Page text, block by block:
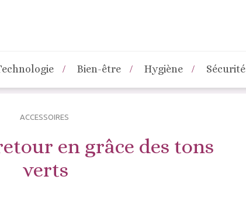
Bien-être Hygiène Sécurité
ACCESSOIRES
en grâce des tons
verts